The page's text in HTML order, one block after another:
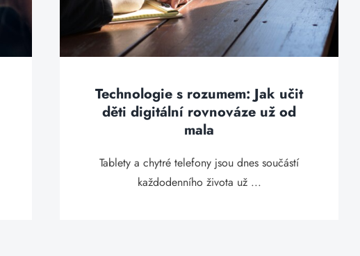
Technologie s rozumem: Jak učit
děti digitální rovnováze už od
mala
Tablety a chytré telefony jsou dnes součástí
každodenního života už ...